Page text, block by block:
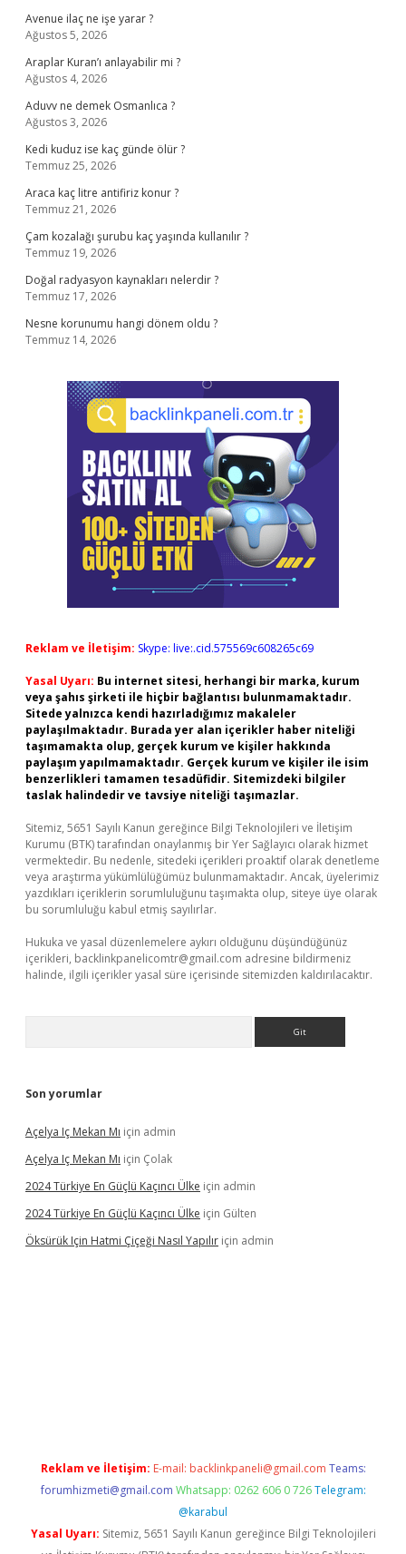
Avenue ilaç ne işe yarar ?
Ağustos 5, 2026
Araplar Kuran’ı anlayabilir mi ?
Ağustos 4, 2026
Aduvv ne demek Osmanlıca ?
Ağustos 3, 2026
Kedi kuduz ise kaç günde ölür ?
Temmuz 25, 2026
Araca kaç litre antifiriz konur ?
Temmuz 21, 2026
Çam kozalağı şurubu kaç yaşında kullanılır ?
Temmuz 19, 2026
Doğal radyasyon kaynakları nelerdir ?
Temmuz 17, 2026
Nesne korunumu hangi dönem oldu ?
Temmuz 14, 2026
Reklam ve İletişim: Skype: live:.cid.575569c608265c69
Yasal Uyarı: Bu internet sitesi, herhangi bir marka, kurum
veya şahıs şirketi ile hiçbir bağlantısı bulunmamaktadır.
Sitede yalnızca kendi hazırladığımız makaleler
paylaşılmaktadır. Burada yer alan içerikler haber niteliği
taşımamakta olup, gerçek kurum ve kişiler hakkında
paylaşım yapılmamaktadır. Gerçek kurum ve kişiler ile isim
benzerlikleri tamamen tesadüfidir. Sitemizdeki bilgiler
taslak halindedir ve tavsiye niteliği taşımazlar.
Sitemiz, 5651 Sayılı Kanun gereğince Bilgi Teknolojileri ve İletişim
Kurumu (BTK) tarafından onaylanmış bir Yer Sağlayıcı olarak hizmet
vermektedir. Bu nedenle, sitedeki içerikleri proaktif olarak denetleme
veya araştırma yükümlülüğümüz bulunmamaktadır. Ancak, üyelerimiz
yazdıkları içeriklerin sorumluluğunu taşımakta olup, siteye üye olarak
bu sorumluluğu kabul etmiş sayılırlar.
Hukuka ve yasal düzenlemelere aykırı olduğunu düşündüğünüz
içerikleri, backlinkpanelicomtr@gmail.com adresine bildirmeniz
halinde, ilgili içerikler yasal süre içerisinde sitemizden kaldırılacaktır.
Son yorumlar
Açelya Iç Mekan Mı için admin
Açelya Iç Mekan Mı için Çolak
2024 Türkiye En Güçlü Kaçıncı Ülke için admin
2024 Türkiye En Güçlü Kaçıncı Ülke için Gülten
Öksürük Için Hatmi Çiçeği Nasıl Yapılır için admin
Reklam ve İletişim: E-mail: backlinkpaneli@gmail.com Teams:
forumhizmeti@gmail.com Whatsapp: 0262 606 0 726 Telegram:
@karabul
Yasal Uyarı: Sitemiz, 5651 Sayılı Kanun gereğince Bilgi Teknolojileri